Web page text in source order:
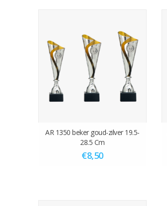
AR 1350 beker goud-zilver 19.5-
28.5 Cm
€8,50